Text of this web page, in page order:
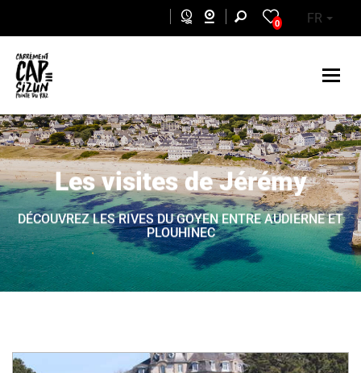
0 FR
Les visites de Jérémy
DÉCOUVREZ LES RIVES DU GOYEN ENTRE AUDIERNE ET
PLOUHINEC